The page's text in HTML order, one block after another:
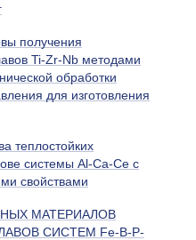
получения
Ti-Zr-Nb методами
обработки
для изготовления
теплостойких
системы Al-Ca-Ce с
свойствами
МАТЕРИАЛОВ
СИСТЕМ Fe-B-P-